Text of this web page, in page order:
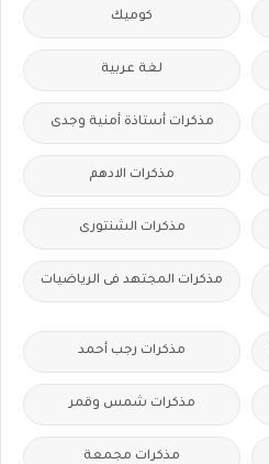
كوميك
لغة عربية
مذكرات أستاذة أمنية وجدى
مذكرات الادهم
مذكرات الشنتورى
مذكرات المجتهد فى الرياضيات
مذكرات رجب أحمد
مذكرات شمس وقمر
مذكرات مجمعة